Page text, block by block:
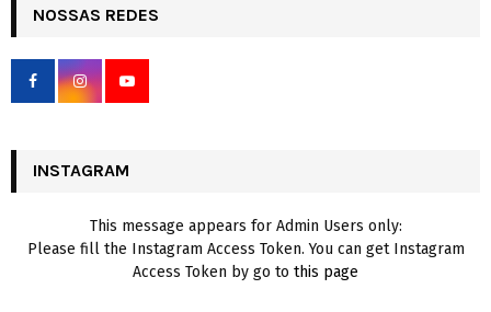
h
f
r
NOSSAS REDES
INSTAGRAM
This message appears for Admin Users only:
Please fill the Instagram Access Token. You can get Instagram
Access Token by go to this page